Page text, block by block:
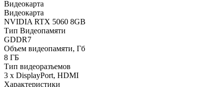
Видеокарта
Видеокарта
NVIDIA RTX 5060 8GB
Тип Видеопамяти
GDDR7
Объем видеопамяти, Гб
8 ГБ
Тип видеоразъемов
3 x DisplayPort, HDMI
Характеристики